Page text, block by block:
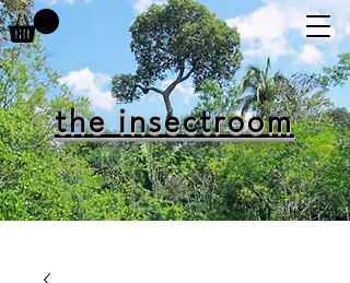
the insectroom